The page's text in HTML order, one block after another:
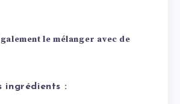
le mélanger avec de
ingrédients :